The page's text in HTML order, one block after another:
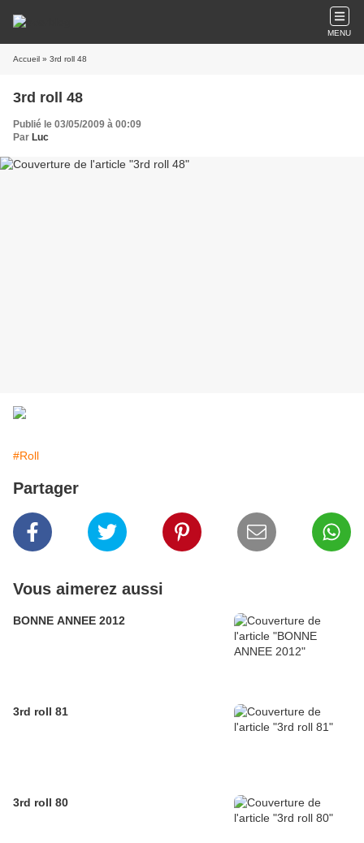
MENU
Accueil » 3rd roll 48
3rd roll 48
Publié le 03/05/2009 à 00:09
Par Luc
#Roll
Partager
Vous aimerez aussi
BONNE ANNEE 2012
3rd roll 81
3rd roll 80